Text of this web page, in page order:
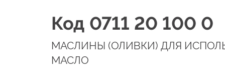
Код 0711 20 100 0
МАСЛИНЫ (ОЛИВКИ) ДЛЯ
МАСЛО